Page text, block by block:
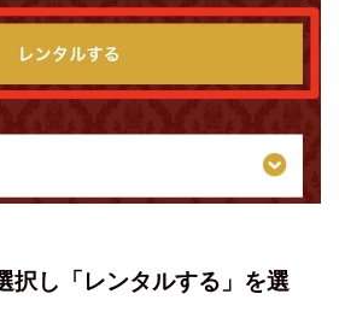
し「レンタルする」を選